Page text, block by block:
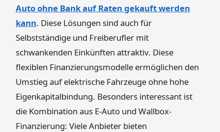
Auto ohne Bank auf Raten gekauft werden
kann. Diese Lösungen sind auch für
Selbstständige und Freiberufler mit
schwankenden Einkünften attraktiv. Diese
flexiblen Finanzierungsmodelle ermöglichen den
Umstieg auf elektrische Fahrzeuge ohne hohe
Eigenkapitalbindung. Besonders interessant ist
die Kombination aus E-Auto und Wallbox-
Finanzierung: Viele Anbieter bieten